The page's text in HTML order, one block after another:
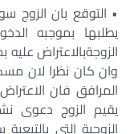
• التوقع بان الزوج
يطلبها بموجبه
الزوجةبالاعتراض
وان كان نظرا لان
المرافق فان
يقيم الزوج دعوى
الزوجية التي